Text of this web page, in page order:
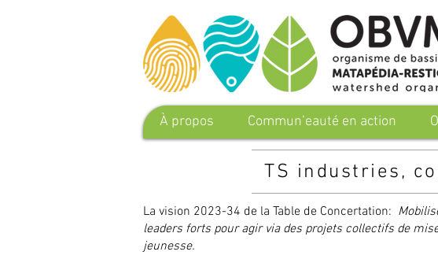
À propos Commun’eauté en action
TS industries,
La vision 2023-34 de la Table de Concertation:
leaders forts pour agir via des projets collectifs de
jeunesse.